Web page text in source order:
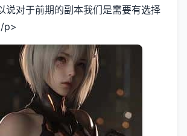
说对于前期的副本我们是需要有选择
p>